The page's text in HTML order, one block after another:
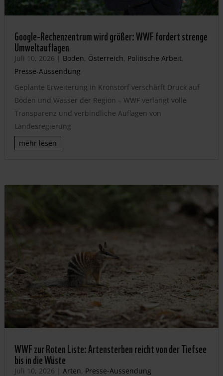
Google-Rechenzentrum wird größer: WWF fordert strenge
Umweltauflagen
Juli 10, 2026 | Boden, Österreich, Politische Arbeit,
Presse-Aussendung
Geplante Erweiterung in Kronstorf verschärft Druck auf
Böden und Wasser der Region – WWF verlangt volle
Transparenz und verbindliche Auflagen von
Landesregierung
mehr lesen
WWF zur Roten Liste: Artensterben reicht von der Tiefsee
bis in die Wüste
Juli 10, 2026 | Arten, Presse-Aussendung